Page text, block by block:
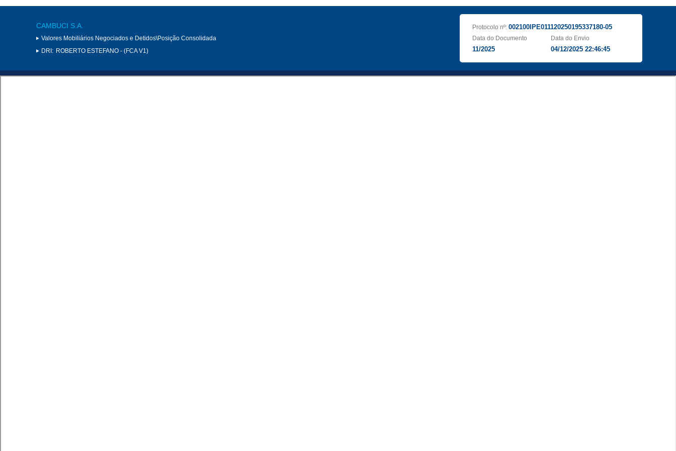
CAMBUCI S.A.
Valores Mobiliários Negociados e Detidos\Posição Consolidada
DRI: ROBERTO ESTEFANO - (FCA V1)
Protocolo nº: 002100IPE011120250195337180-05
Data do Documento
11/2025
Data do Envio
04/12/2025 22:46:45